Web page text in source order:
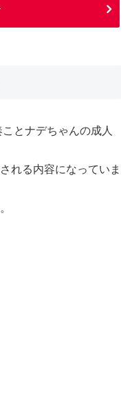
とナデちゃんの成人
れる内容になっていま